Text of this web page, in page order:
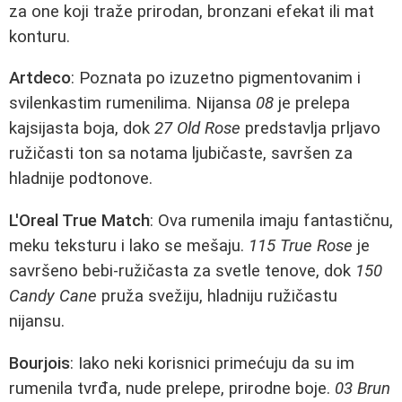
za one koji traže prirodan, bronzani efekat ili mat
konturu.
Artdeco: Poznata po izuzetno pigmentovanim i
svilenkastim rumenilima. Nijansa 08 je prelepa
kajsijasta boja, dok 27 Old Rose predstavlja prljavo
ružičasti ton sa notama ljubičaste, savršen za
hladnije podtonove.
L'Oreal True Match: Ova rumenila imaju fantastičnu,
meku teksturu i lako se mešaju. 115 True Rose je
savršeno bebi-ružičasta za svetle tenove, dok 150
Candy Cane pruža svežiju, hladniju ružičastu
nijansu.
Bourjois: Iako neki korisnici primećuju da su im
rumenila tvrđa, nude prelepe, prirodne boje. 03 Brun